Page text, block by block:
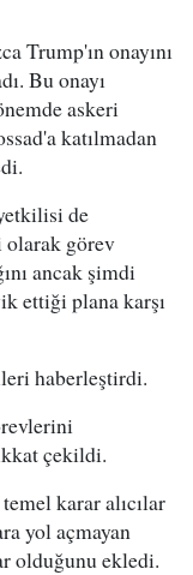
Trump'ın onayını
Bu onayı
askeri
katılmadan
de
olarak görev
ancak şimdi
ettiği plana karşı
haberleştirdi.
çekildi.
karar alıcılar
yol açmayan
olduğunu ekledi.